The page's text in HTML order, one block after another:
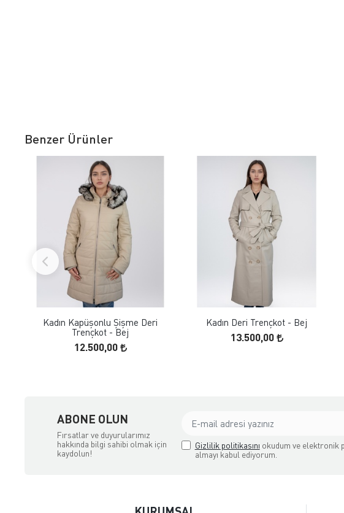
Benzer Ürünler
FAVORILERE EKLE
ÜRÜN İNCELE
Kadın Kapüşonlu Şişme Deri
Trençkot - Bej
12.500,00
FAVORILERE EKLE
Kadın Deri Trençkot - Bej
13.500,00
ABONE OLUN
Fırsatlar ve duyurularımız
hakkında bilgi sahibi olmak için
kaydolun!
Gizlilik politikasını okudum ve elektronik
almayı kabul ediyorum.